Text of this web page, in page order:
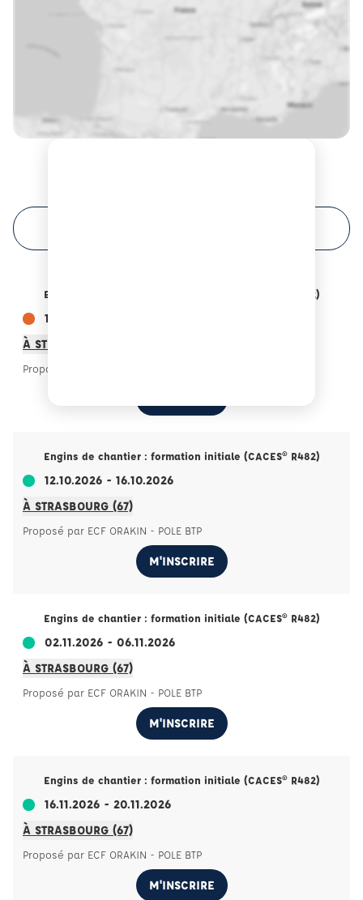
Engins de chantier : formation initiale (CACES® R482)
14.09.2026 - 18.09.2026
À STRASBOURG (67)
Proposé par ECF ORAKIN - POLE BTP
Engins de chantier : formation initiale (CACES® R482)
12.10.2026 - 16.10.2026
À STRASBOURG (67)
Proposé par ECF ORAKIN - POLE BTP
M'INSCRIRE
Engins de chantier : formation initiale (CACES® R482)
02.11.2026 - 06.11.2026
À STRASBOURG (67)
Proposé par ECF ORAKIN - POLE BTP
M'INSCRIRE
Engins de chantier : formation initiale (CACES® R482)
16.11.2026 - 20.11.2026
À STRASBOURG (67)
Proposé par ECF ORAKIN - POLE BTP
M'INSCRIRE